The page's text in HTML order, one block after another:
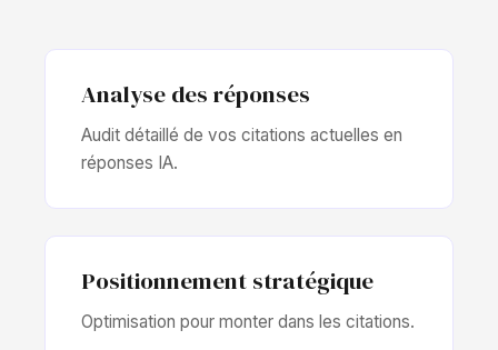
Analyse des réponses
Audit détaillé de vos citations actuelles en
réponses IA.
Positionnement stratégique
Optimisation pour monter dans les citations.